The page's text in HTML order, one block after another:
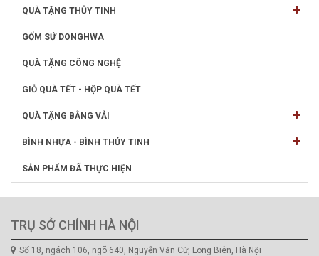
QUÀ TẶNG THỦY TINH
GỐM SỨ DONGHWA
QUÀ TẶNG CÔNG NGHỆ
GIỎ QUÀ TẾT - HỘP QUÀ TẾT
QUÀ TẶNG BẰNG VẢI
BÌNH NHỰA - BÌNH THỦY TINH
SẢN PHẨM ĐÃ THỰC HIỆN
TRỤ SỞ CHÍNH HÀ NỘI
Số 18, ngách 106, ngõ 640, Nguyễn Văn Cừ, Long Biên, Hà Nội